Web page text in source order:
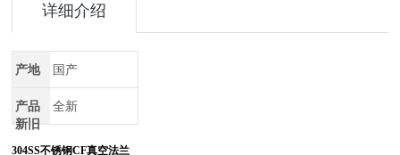
详细介绍
产地 国产
产品
新旧
全新
304SS不锈钢CF真空法兰